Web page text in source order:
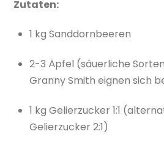
Zutaten:
1 kg Sanddornbeeren
2-3 Äpfel (säuerliche
Granny Smith eignen sich
1 kg Gelierzucker 1:1
Gelierzucker 2:1)